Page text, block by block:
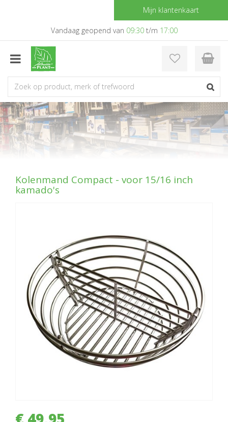
a
t
e
n
t
Mijn klantenkaart
Vandaag geopend van 09:30t/m 17:00
Kolenmand Compact - voor 15/16 inch
kamado's